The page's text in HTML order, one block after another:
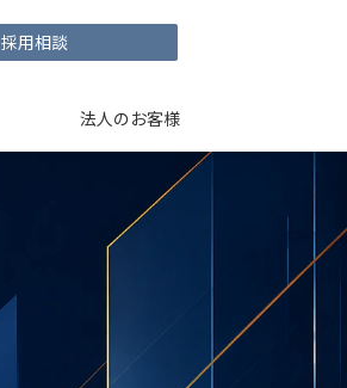
採用相談
法人のお客様